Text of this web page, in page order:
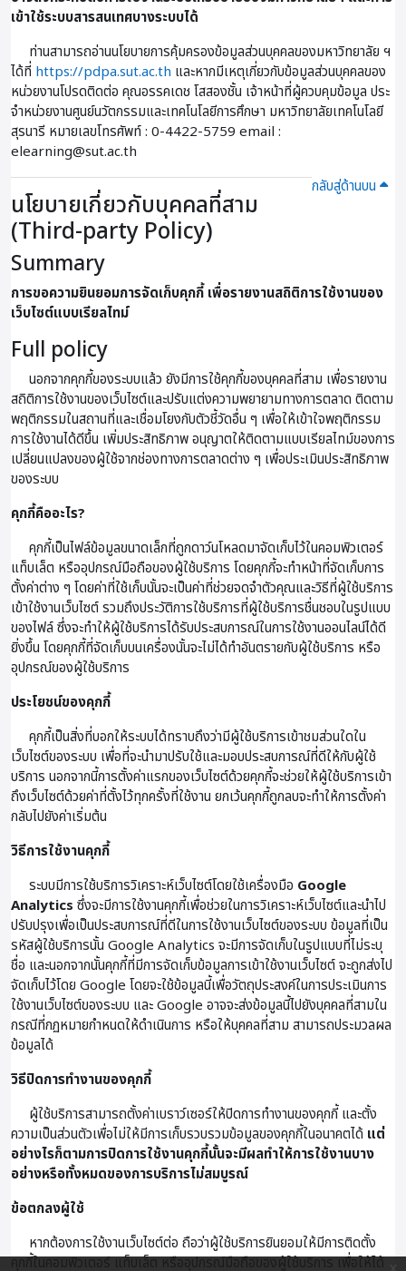
เข้าใช้ระบบสารสนเทศบางระบบได้
ท่านสามารถอ่านนโยบายการคุ้มครองข้อมูลส่วนบุคคลของมหาวิทยาลัย ฯ
ได้ที่ https://pdpa.sut.ac.th และหากมีเหตุเกี่ยวกับข้อมูลส่วนบุคคลของ
หน่วยงานโปรดติดต่อ คุณอรรคเดช โสสองชั้น เจ้าหน้าที่ผู้ควบคุมข้อมูล ประ
จําหน่วยงานศูนย์นวัตกรรมและเทคโนโลยีการศึกษา มหาวิทยาลัยเทคโนโลยี
สุรนารี หมายเลขโทรศัพท์ : 0-4422-5759 email :
elearning@sut.ac.th
กลับสู่ด้านบน
นโยบายเกี่ยวกับบุคคลที่สาม
(Third-party Policy)
Summary
การขอความยินยอมการจัดเก็บคุกกี้ เพื่อรายงานสถิติการใช้งานของ
เว็บไซต์แบบเรียลไทม์
Full policy
นอกจากคุกกี้ของระบบแล้ว ยังมีการใช้คุกกี้ของบุคคลที่สาม เพื่อรายงาน
สถิติการใช้งานของเว็บไซต์และปรับแต่งความพยายามทางการตลาด ติดตาม
พฤติกรรมในสถานที่และเชื่อมโยงกับตัวชี้วัดอื่น ๆ เพื่อให้เข้าใจพฤติกรรม
การใช้งานได้ดีขึ้น เพิ่มประสิทธิภาพ อนุญาตให้ติดตามแบบเรียลไทม์ของการ
เปลี่ยนแปลงของผู้ใช้จากช่องทางการตลาดต่าง ๆ เพื่อประเมินประสิทธิภาพ
ของระบบ
คุกกี้คืออะไร?
คุกกี้เป็นไฟล์ข้อมูลขนาดเล็กที่ถูกดาว์นโหลดมาจัดเก็บไว้ในคอมพิวเตอร์
แท็บเล็ต หรืออุปกรณ์มือถือของผู้ใช้บริการ โดยคุกกี้จะทำหน้าที่จัดเก็บการ
ตั้งค่าต่าง ๆ โดยค่าที่ใช้เก็บนั้นจะเป็นค่าที่ช่วยจดจำตัวคุณและวิธีที่ผู้ใช้บริการ
เข้าใช้งานเว็บไซต์ รวมถึงประวัติการใช้บริการที่ผู้ใช้บริการชื่นชอบในรูปแบบ
ของไฟล์ ซึ่งจะทำให้ผู้ใช้บริการได้รับประสบการณ์ในการใช้งานออนไลน์ได้ดี
ยิ่งขึ้น โดยคุกกี้ที่จัดเก็บบนเครื่องนั้นจะไม่ได้ทำอันตรายกับผู้ใช้บริการ หรือ
อุปกรณ์ของผู้ใช้บริการ
ประโยชน์ของคุกกี้
คุกกี้เป็นสิ่งที่บอกให้ระบบได้ทราบถึงว่ามีผู้ใช้บริการเข้าชมส่วนใดใน
เว็บไซต์ของระบบ เพื่อที่จะนำมาปรับใช้และมอบประสบการณ์ที่ดีให้กับผู้ใช้
บริการ นอกจากนี้การตั้งค่าแรกของเว็บไซต์ด้วยคุกกี้จะช่วยให้ผู้ใช้บริการเข้า
ถึงเว็บไซต์ด้วยค่าที่ตั้งไว้ทุกครั้งที่ใช้งาน ยกเว้นคุกกี้ถูกลบจะทำให้การตั้งค่า
กลับไปยังค่าเริ่มต้น
วิธีการใช้งานคุกกี้
ระบบมีการใช้บริการวิเคราะห์เว็บไซต์โดยใช้เครื่องมือ Google
Analytics ซึ่งจะมีการใช้งานคุกกี้เพื่อช่วยในการวิเคราะห์เว็บไซต์และนำไป
ปรับปรุงเพื่อเป็นประสบการณ์ที่ดีในการใช้งานเว็บไซต์ของระบบ ข้อมูลที่เป็น
รหัสผู้ใช้บริการนั้น Google Analytics จะมีการจัดเก็บในรูปแบบที่ไม่ระบุ
ชื่อ และนอกจากนั้นคุกกี้ที่มีการจัดเก็บข้อมูลการเข้าใช้งานเว็บไซต์ จะถูกส่งไป
จัดเก็บไว้โดย Google โดยจะใช้ข้อมูลนี้เพื่อวัตถุประสงค์ในการประเมินการ
ใช้งานเว็บไซต์ของระบบ และ Google อาจจะส่งข้อมูลนี้ไปยังบุคคลที่สามใน
กรณีที่กฏหมายกำหนดให้ดำเนินการ หรือให้บุคคลที่สาม สามารถประมวลผล
ข้อมูลได้
วิธีปิดการทำงานของคุกกี้
ผู้ใช้บริการสามารถตั้งค่าเบราว์เซอร์ให้ปิดการทำงานของคุกกี้ และตั้ง
ความเป็นส่วนตัวเพื่อไม่ให้มีการเก็บรวบรวมข้อมูลของคุกกี้ในอนาคตได้ แต่
อย่างไรก็ตามการปิดการใช้งานคุกกี้นั้นจะมีผลทำให้การใช้งานบาง
อย่างหรือทั้งหมดของการบริการไม่สมบูรณ์
ข้อตกลงผู้ใช้
หากต้องการใช้งานเว็บไซต์ต่อ ถือว่าผู้ใช้บริการยินยอมให้มีการติดตั้ง
คุกกี้ในคอมพิวเตอร์ แท็บเล็ต หรืออุปกรณ์มือถือของผู้ใช้บริการ เพื่อให้ได้